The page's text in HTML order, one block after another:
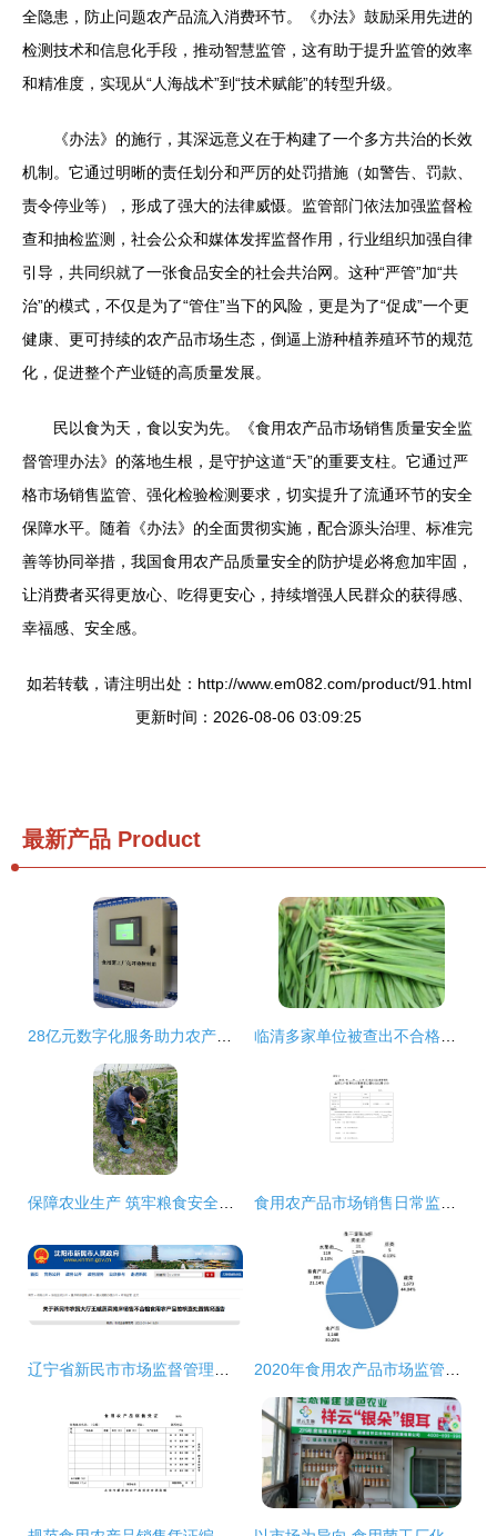
全隐患，防止问题农产品流入消费环节。《办法》鼓励采用先进的
检测技术和信息化手段，推动智慧监管，这有助于提升监管的效率
和精准度，实现从“人海战术”到“技术赋能”的转型升级。
《办法》的施行，其深远意义在于构建了一个多方共治的长效
机制。它通过明晰的责任划分和严厉的处罚措施（如警告、罚款、
责令停业等），形成了强大的法律威慑。监管部门依法加强监督检
查和抽检监测，社会公众和媒体发挥监督作用，行业组织加强自律
引导，共同织就了一张食品安全的社会共治网。这种“严管”加“共
治”的模式，不仅是为了“管住”当下的风险，更是为了“促成”一个更
健康、更可持续的农产品市场生态，倒逼上游种植养殖环节的规范
化，促进整个产业链的高质量发展。
民以食为天，食以安为先。《食用农产品市场销售质量安全监
督管理办法》的落地生根，是守护这道“天”的重要支柱。它通过严
格市场销售监管、强化检验检测要求，切实提升了流通环节的安全
保障水平。随着《办法》的全面贯彻实施，配合源头治理、标准完
善等协同举措，我国食用农产品质量安全的防护堤必将愈加牢固，
让消费者买得更放心、吃得更安心，持续增强人民群众的获得感、
幸福感、安全感。
如若转载，请注明出处：http://www.em082.com/product/91.html
更新时间：2026-08-06 03:09:25
最新产品 Product